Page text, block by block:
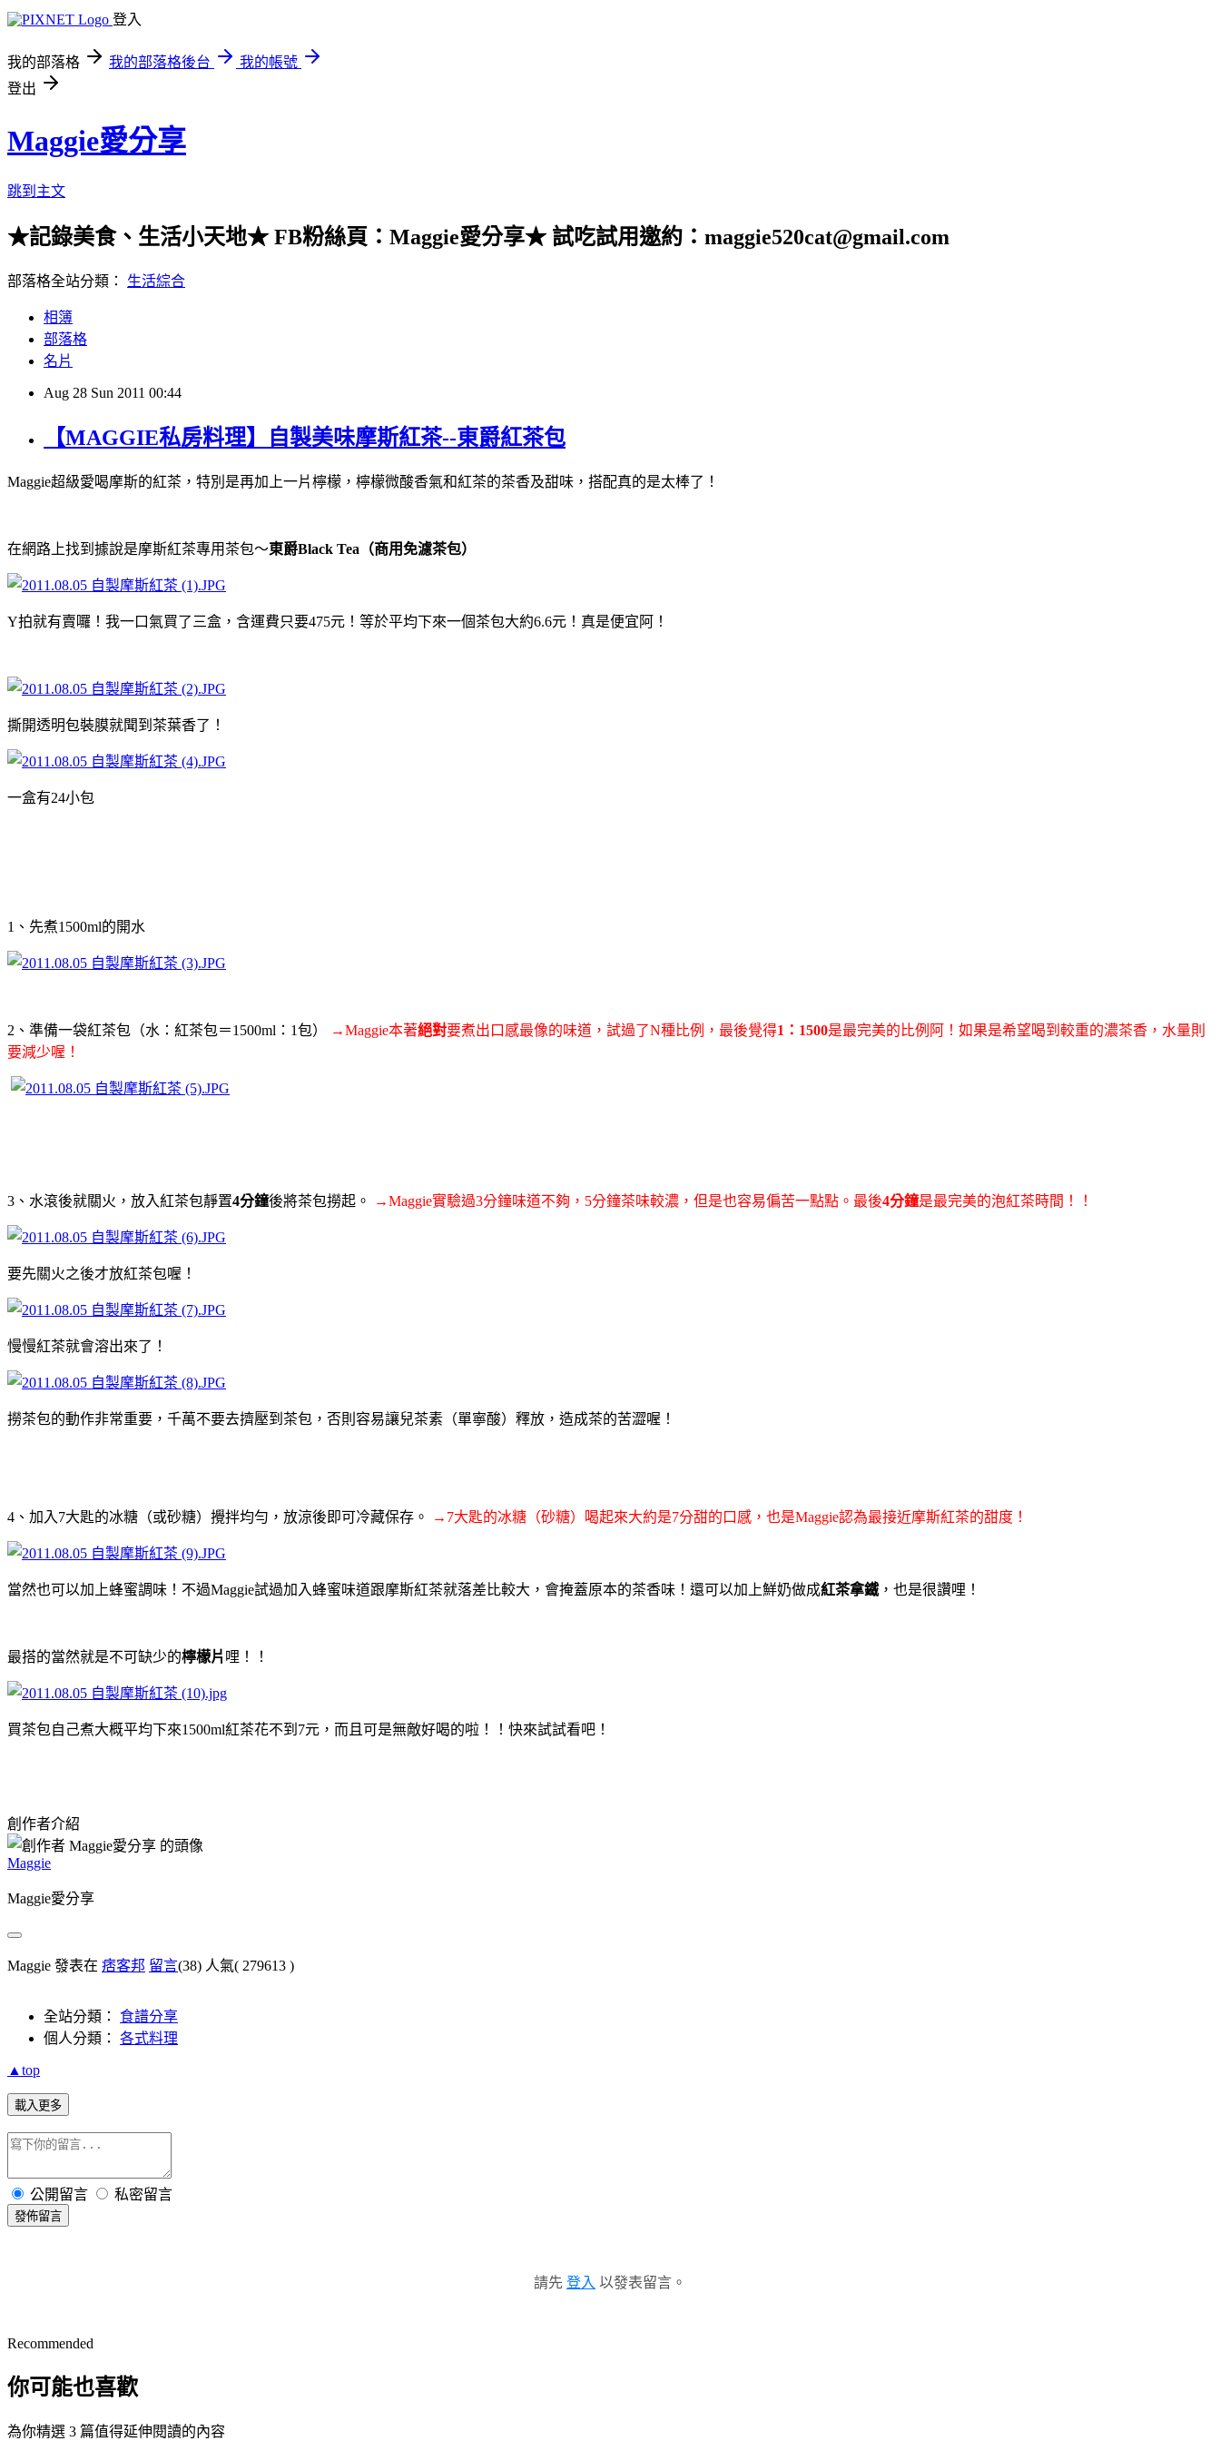
登入
我的部落格 我的部落格後台
我的帳號
登出
Maggie愛分享
跳到主文
★記錄美食、生活小天地★ FB粉絲頁：Maggie愛分享★ 試吃試用邀約：maggie520cat@gmail.com
部落格全站分類： 生活綜合
相簿
部落格
名片
Aug 28 Sun 2011 00:44
【MAGGIE私房料理】自製美味摩斯紅茶--東爵紅茶包
Maggie超級愛喝摩斯的紅茶，特別是再加上一片檸檬，檸檬微酸香氣和紅茶的茶香及甜味，搭配真的是太棒了！
在網路上找到據說是摩斯紅茶專用茶包～東爵Black Tea（商用免濾茶包）
Y拍就有賣囉！我一口氣買了三盒，含運費只要475元！等於平均下來一個茶包大約6.6元！真是便宜阿！
撕開透明包裝膜就聞到茶葉香了！
一盒有24小包
1、先煮1500ml的開水
2、準備一袋紅茶包（水：紅茶包＝1500ml：1包） →Maggie本著絕對要煮出口感最像的味道，試過了N種比例，最後覺得1：1500是最完美的比例阿！如果是希望喝到較重的濃茶香，水量則
要減少喔！
3、水滾後就關火，放入紅茶包靜置4分鐘後將茶包撈起。 →Maggie實驗過3分鐘味道不夠，5分鐘茶味較濃，但是也容易偏苦一點點。最後4分鐘是最完美的泡紅茶時間！！
要先關火之後才放紅茶包喔！
慢慢紅茶就會溶出來了！
撈茶包的動作非常重要，千萬不要去擠壓到茶包，否則容易讓兒茶素（單寧酸）釋放，造成茶的苦澀喔！
4、加入7大匙的冰糖（或砂糖）攪拌均勻，放涼後即可冷藏保存。 →7大匙的冰糖（砂糖）喝起來大約是7分甜的口感，也是Maggie認為最接近摩斯紅茶的甜度！
當然也可以加上蜂蜜調味！不過Maggie試過加入蜂蜜味道跟摩斯紅茶就落差比較大，會掩蓋原本的茶香味！還可以加上鮮奶做成紅茶拿鐵，也是很讚哩！
最搭的當然就是不可缺少的檸檬片 哩！！
買茶包自己煮大概平均下來1500ml紅茶花不到7元，而且可是無敵好喝的啦！！快來試試看吧！
創作者介紹
Maggie
Maggie愛分享
Maggie 發表在 痞客邦 留言(38) 人氣( 279613 )
全站分類： 食譜分享
個人分類： 各式料理
▲top
載入更多
公開留言 私密留言
發佈留言
請先 登入 以發表留言。
Recommended
你可能也喜歡
為你精選 3 篇值得延伸閱讀的內容